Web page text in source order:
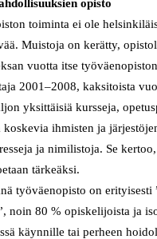
opisto
toiminta ei ole
Muistoja on kerätty,
vuotta itse
2001–2008, kaksitoista
yksittäisiä kursseja,
koskevia ihmisten ja
ja nimilistoja. Se
tärkeäksi.
työväenopisto on erityisesti
noin 80 % opiskelijoista ja
käynnille tai perheen